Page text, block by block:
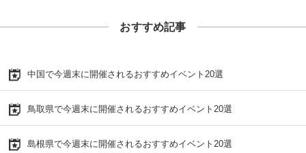
おすすめ記事
中国で今週末に開催されるおすすめイベント20選
鳥取県で今週末に開催されるおすすめイベント20選
島根県で今週末に開催されるおすすめイベント20選